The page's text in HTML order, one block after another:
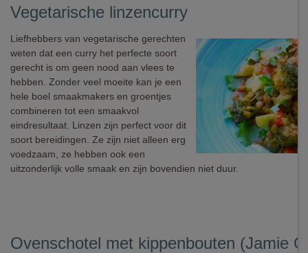
Vegetarische linzencurry
Liefhebbers van vegetarische gerechten
weten dat een curry het perfecte soort
gerecht is om geen nood aan vlees te
hebben. Zonder veel moeite kan je een
hele boel smaakmakers en groentjes
combineren tot een smaakvol
eindresultaat. Linzen zijn perfect voor dit
soort bereidingen. Ze zijn niet alleen erg
voedzaam, ze hebben ook een
uitzonderlijk volle smaak en zijn bovendien niet duur.
Ovenschotel met kippenbouten (Jamie